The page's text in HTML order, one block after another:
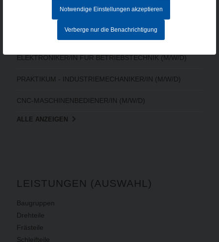
Notwendige Einstellungen akzeptieren
Verberge nur die Benachrichtigung
MITARBEITER IM AUFTRAGSZENTRUM (M/W/D) - Vollzeit
ELEKTRONIKER/IN FÜR BETRIEBSTECHNIK (M/W/D)
PRAKTIKUM - INDUSTRIEMECHANIKER/IN (M/W/D)
CNC-MASCHINENBEDIENER/IN (M/W/D)
ALLE ANZEIGEN
LEISTUNGEN (AUSWAHL)
Baugruppen
Drehteile
Frästeile
Schleifteile